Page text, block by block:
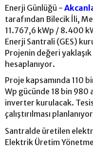
Enerji Günlüğü -
tarafından Bilecik İli,
11.767,6 kWp / 8.400
Enerji Santrali (GES)
Projenin değeri
hesaplanıyor.
Proje kapsamında 110
Wp gücünde 18 bin 980
inverter kurulacak.
çalıştırılması
Santralde üretilen
Elektrik Üretim